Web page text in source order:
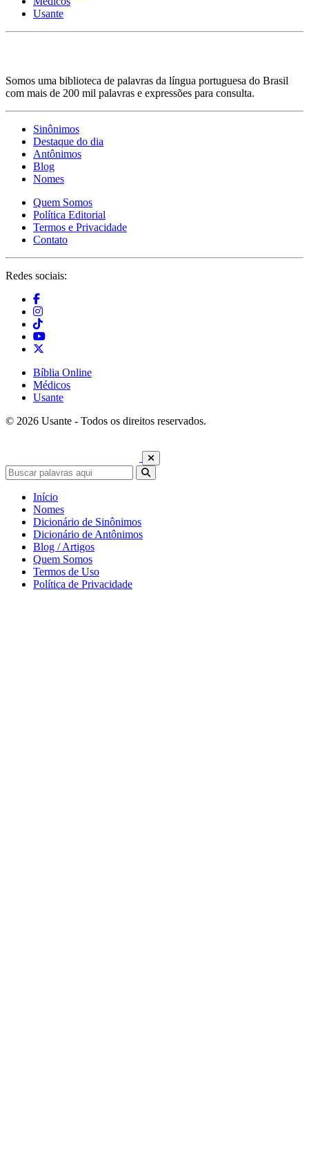
Usante
Somos uma biblioteca de palavras da língua portuguesa do Brasil
com mais de 200 mil palavras e expressões para consulta.
Sinônimos
Destaque do dia
Antônimos
Blog
Nomes
Quem Somos
Política Editorial
Termos e Privacidade
Contato
Redes sociais:
Bíblia Online
Médicos
Usante
© 2026 Usante - Todos os direitos reservados.
Início
Nomes
Dicionário de Sinônimos
Dicionário de Antônimos
Blog / Artigos
Quem Somos
Termos de Uso
Política de Privacidade